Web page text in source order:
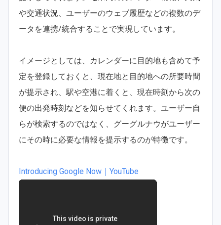
や交通状況、ユーザーのウェブ履歴などの複数のデ
ータを連携/統合することで実現しています。
イメージとしては、カレンダーに目的地も含めて予
定を登録しておくと、現在地と目的地への所要時間
が提示され、駅や空港に着くと、現在時刻から次の
便の出発時刻などを知らせてくれます。ユーザー自
らが検索するのではなく、グーグルナウがユーザー
にその時に必要な情報を提示するのが特徴です。
Introducing Google Now｜YouTube